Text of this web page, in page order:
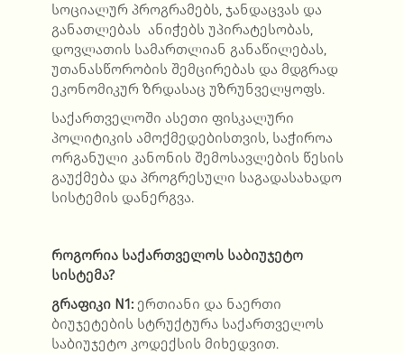
სოციალურ პროგრამებს, ჯანდაცვას და
განათლებას ანიჭებს უპირატესობას,
დოვლათის სამართლიან განაწილებას,
უთანასწორობის შემცირებას და მდგრად
ეკონომიკურ ზრდასაც უზრუნველყოფს.
საქართველოში ასეთი ფისკალური
პოლიტიკის ამოქმედებისთვის, საჭიროა
ორგანული კანონის შემოსავლების წესის
გაუქმება და პროგრესული საგადასახადო
სისტემის დანერგვა.
როგორია საქართველოს საბიუჯეტო
სისტემა?
გრაფიკიN1: ერთიანი და ნაერთი
ბიუჯეტების სტრუქტურა საქართველოს
საბიუჯეტო კოდექსის მიხედვით.